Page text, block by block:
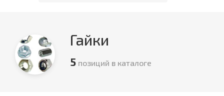
Гайки
5 позиций в каталоге